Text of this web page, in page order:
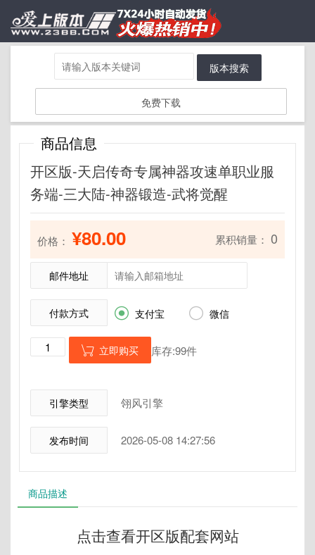
版本搜索
免费下载
商品信息
开区版-天启传奇专属神器攻速单职业服
务端-三大陆-神器锻造-武将觉醒
价格： ¥80.00 累积销量： 0
邮件地址
付款方式  支付宝  微信
 立即购买 库存:99件
引擎类型 翎风引擎
发布时间 2026-05-08 14:27:56
商品描述
点击查看开区版配套网站